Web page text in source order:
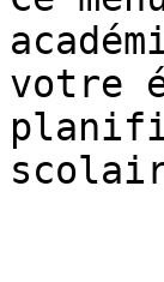
votre